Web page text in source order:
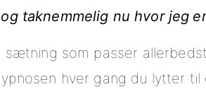
taknemmelig nu hvor jeg
sætning som passer
hver gang du lytter